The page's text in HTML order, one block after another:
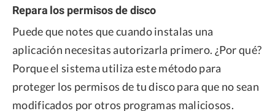
Repara los permisos de disco
Puede que notes que cuando instalas una
aplicación necesitas autorizarla primero. ¿Por qué?
Porque el sistema utiliza este método para
proteger los permisos de tu disco para que no sean
modificados por otros programas maliciosos.